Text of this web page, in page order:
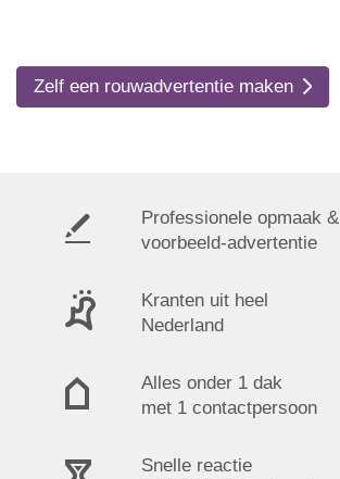
Zelf een rouwadvertentie maken
Professionele opmaak &
voorbeeld-advertentie
Kranten uit heel
Nederland
Alles onder 1 dak
met 1 contactpersoon
Snelle reactie